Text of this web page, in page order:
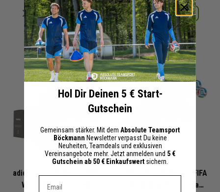
Details Merken
+ 15 Interessenten
Details Merken
+ 14 Interessenten
adidas 10er Ballpaket FIFA
World Cup 26 Trionda
adidas 20er Ballpaket FIFA
World Cup 26 Trionda
Hol Dir Deinen 5 € Start-
Gutschein
Gemeinsam stärker. Mit dem Absolute Teamsport
Böckmann Newsletter verpasst Du keine
Neuheiten, Teamdeals und exklusiven
Vereinsangebote mehr. Jetzt anmelden und 5 €
Gutschein ab 50 € Einkaufswert sichern.
Dein E-mail Adresse